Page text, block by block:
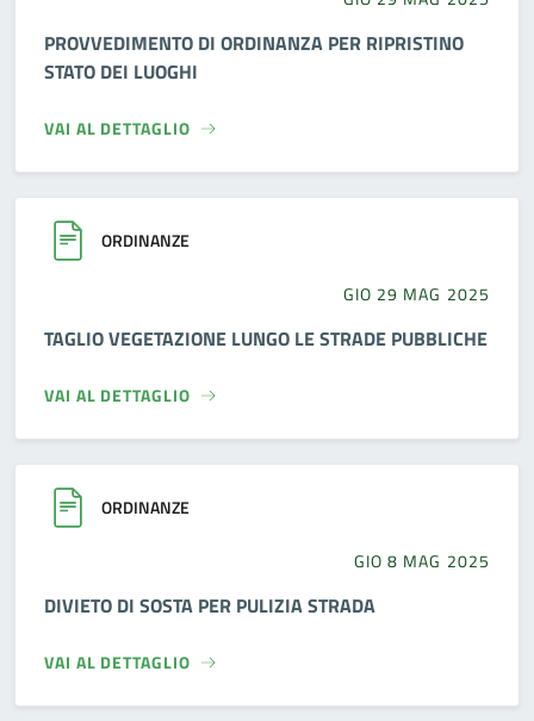
PROVVEDIMENTO DI ORDINANZA PER RIPRISTINO
STATO DEI LUOGHI
VAI AL DETTAGLIO
ORDINANZE
GIO 29 MAG 2025
TAGLIO VEGETAZIONE LUNGO LE STRADE PUBBLICHE
VAI AL DETTAGLIO
ORDINANZE
GIO 8 MAG 2025
DIVIETO DI SOSTA PER PULIZIA STRADA
VAI AL DETTAGLIO